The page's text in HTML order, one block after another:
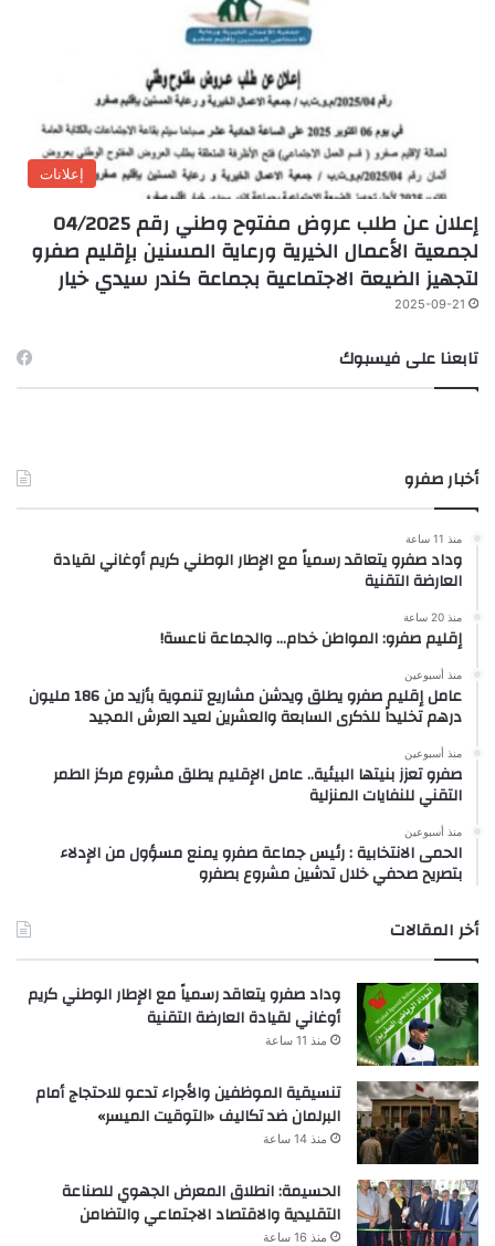
إعلانات
إعلان عن طلب عروض مفتوح وطني رقم 04/2025
لجمعية الأعمال الخيرية ورعاية المسنين بإقليم صفرو
لتجهيز الضيعة الاجتماعية بجماعة كندر سيدي خيار
2025-09-21
تابعنا على فيسبوك
أخبار صفرو
منذ 11 ساعة
وداد صفرو يتعاقد رسمياً مع الإطار الوطني كريم أوغاني لقيادة
العارضة التقنية
منذ 20 ساعة
إقليم صفرو: المواطن خدام… والجماعة ناعسة!
منذ أسبوعين
عامل إقليم صفرو يطلق ويدشن مشاريع تنموية بأزيد من 186 مليون
درهم تخليداً للذكرى السابعة والعشرين لعيد العرش المجيد
منذ أسبوعين
صفرو تعزز بنيتها البيئية.. عامل الإقليم يطلق مشروع مركز الطمر
التقني للنفايات المنزلية
منذ أسبوعين
الحمى الانتخابية : رئيس جماعة صفرو يمنع مسؤول من الإدلاء
بتصريح صحفي خلال تدشين مشروع بصفرو
أخر المقالات
وداد صفرو يتعاقد رسمياً مع الإطار الوطني كريم
أوغاني لقيادة العارضة التقنية
منذ 11 ساعة
تنسيقية الموظفين والأجراء تدعو للاحتجاج أمام
البرلمان ضد تكاليف «التوقيت الميسر»
منذ 14 ساعة
الحسيمة: انطلاق المعرض الجهوي للصناعة
التقليدية والاقتصاد الاجتماعي والتضامن
منذ 16 ساعة